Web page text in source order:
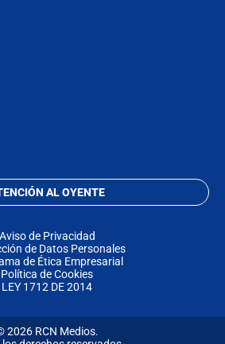
AL OYENTE
Aviso de Privacidad
de Datos Personales
de Ética Empresarial
Política de Cookies
LEY 1712 DE 2014
2026 RCN Medios.